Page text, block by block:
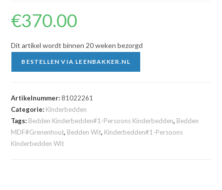
€370.00
Dit artikel wordt binnen 20 weken bezorgd
BESTELLEN VIA LEENBAKKER.NL
Artikelnummer:81022261
Categorie: Kinderbedden
Tags: Bedden Kinderbedden#1-Persoons Kinderbedden, Bedden
MDF#Grenenhout, Bedden Wit, Kinderbedden#1-Persoons
Kinderbedden Wit